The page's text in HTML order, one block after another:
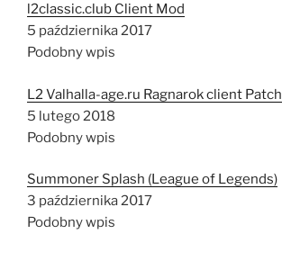
l2classic.club Client Mod
5 października 2017
Podobny wpis
L2 Valhalla-age.ru Ragnarok client Patch
5 lutego 2018
Podobny wpis
Summoner Splash (League of Legends)
3 października 2017
Podobny wpis